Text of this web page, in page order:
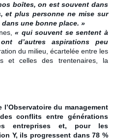
boîtes, on est souvent dans
et plus personne ne mise sur
une bonne place. »
« qui souvent se sentent à
d’autres aspirations peu
du milieu, écartelée entre les
et celles des trentenaires, la
l’Observatoire du management
conflits entre générations
entreprises et, pour les
Y, ils progressent dans 78 %